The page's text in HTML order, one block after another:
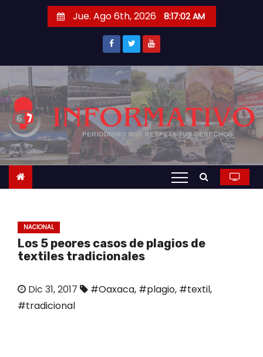
r
a
c
o
t
Jue. Ago 6th, 2026 8:17:02 AM
NACIONAL
Los 5 peores casos de plagios de
textiles tradicionales
Dic 31, 2017 #Oaxaca, #plagio, #textil,
#tradicional